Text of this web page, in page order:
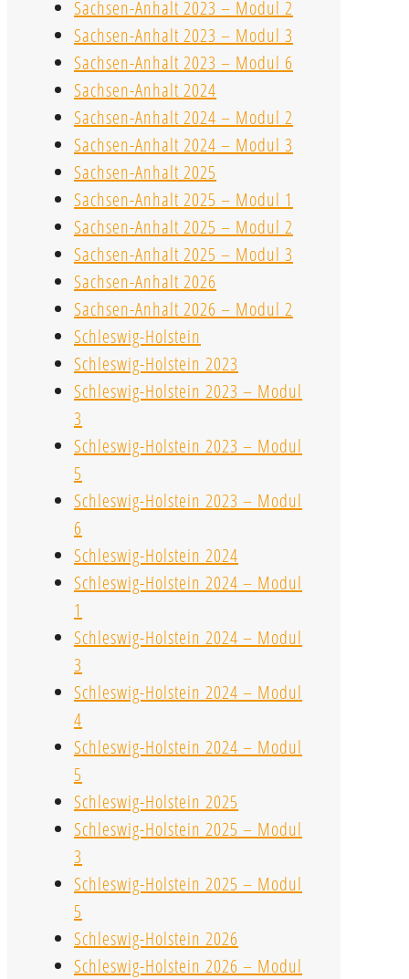
Sachsen-Anhalt 2023 – Modul 2
Sachsen-Anhalt 2023 – Modul 3
Sachsen-Anhalt 2023 – Modul 6
Sachsen-Anhalt 2024
Sachsen-Anhalt 2024 – Modul 2
Sachsen-Anhalt 2024 – Modul 3
Sachsen-Anhalt 2025
Sachsen-Anhalt 2025 – Modul 1
Sachsen-Anhalt 2025 – Modul 2
Sachsen-Anhalt 2025 – Modul 3
Sachsen-Anhalt 2026
Sachsen-Anhalt 2026 – Modul 2
Schleswig-Holstein
Schleswig-Holstein 2023
Schleswig-Holstein 2023 – Modul
3
Schleswig-Holstein 2023 – Modul
5
Schleswig-Holstein 2023 – Modul
6
Schleswig-Holstein 2024
Schleswig-Holstein 2024 – Modul
1
Schleswig-Holstein 2024 – Modul
3
Schleswig-Holstein 2024 – Modul
4
Schleswig-Holstein 2024 – Modul
5
Schleswig-Holstein 2025
Schleswig-Holstein 2025 – Modul
3
Schleswig-Holstein 2025 – Modul
5
Schleswig-Holstein 2026
Schleswig-Holstein 2026 – Modul